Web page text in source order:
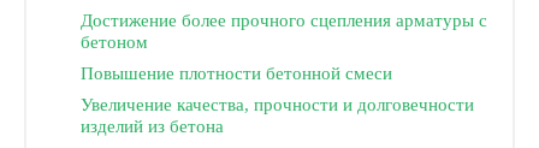
Достижение более прочного сцепления арматуры с
бетоном
Повышение плотности бетонной смеси
Увеличение качества, прочности и долговечности
изделий из бетона